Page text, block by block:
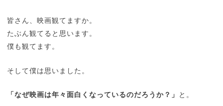
皆さん、映画観てますか。
たぶん観てると思います。
僕も観てます。
そして僕は思いました。
「なぜ映画は年々面白くなっているのだろうか？」 と。